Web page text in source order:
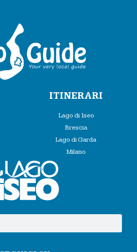
ITINERARI
Lago di Iseo
Brescia
Lago di Garda
Milano